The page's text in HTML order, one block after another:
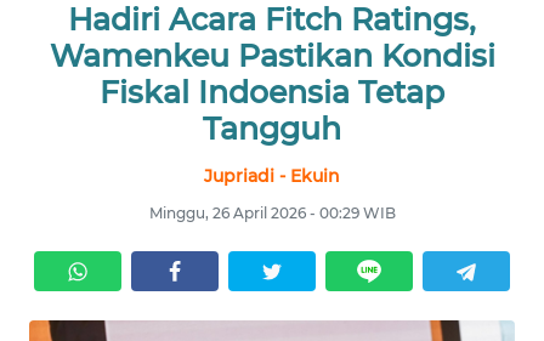
Hadiri Acara Fitch Ratings,
Wamenkeu Pastikan Kondisi
Fiskal Indoensia Tetap
Tangguh
Jupriadi - Ekuin
Minggu, 26 April 2026 - 00:29 WIB
NASIONAL
DAERAH
EKUIN